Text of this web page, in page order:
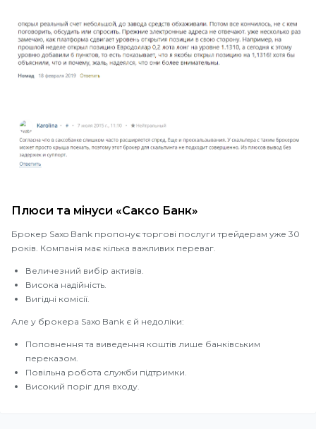
Плюси та мінуси «Саксо Банк»
Брокер Saxo Bank пропонує торгові послуги трейдерам уже 30
років. Компанія має кілька важливих переваг.
Величезний вибір активів.
Висока надійність.
Вигідні комісії.
Але у брокера Saxo Bank є й недоліки:
Поповнення та виведення коштів лише банківським
переказом.
Повільна робота служби підтримки.
Високий поріг для входу.